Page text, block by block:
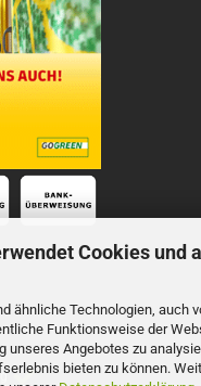
Cookies und
ähnliche Technologien, auch
Funktionsweise der
unseres Angebotes zu
bieten zu können.